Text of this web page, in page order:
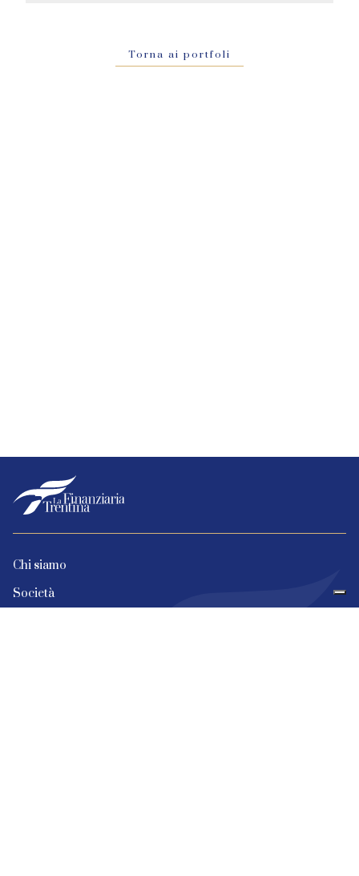
Torna ai portfoli
Chi siamo
Società